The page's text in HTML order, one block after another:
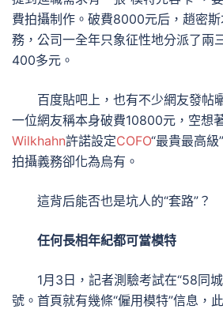
費拍攝制作。破費8000元后，趙密
務，公司一全年只象征性地分派了兩
400多元。
百度貼吧上，也有不少網友發帖
一位網友稱本身破費10800元，空想
Wilkhahn許諾設定COFO“最貴最高
拍攝義務卻化為烏有。
這背后能否也是坑人的“套路”？
任何長相年紀都可當模特
1月3日，記者測驗考試在“58同
號。首頁就有幾條“僱用模特”信息，